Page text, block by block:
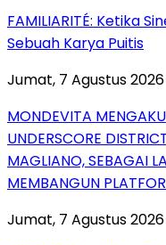
FAMILIARITÉ: Ketika
Sebuah Karya Puitis
Jumat, 7 Agustus
MONDEVITA
UNDERSCORE
MAGLIANO, SEBAGAI
MEMBANGUN
Jumat, 7 Agustus